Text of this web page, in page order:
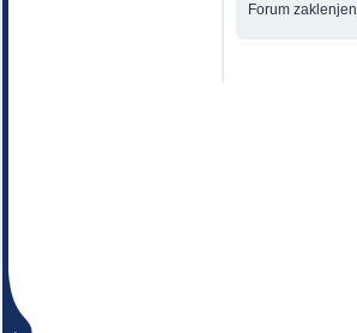
Forum zaklenjen